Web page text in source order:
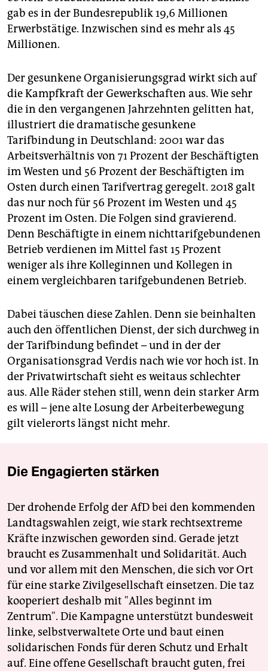
gab es in der Bundesrepublik 19,6 Millionen
Erwerbstätige. Inzwischen sind es mehr als 45
Millionen.
Der gesunkene Organisierungsgrad wirkt sich auf
die Kampfkraft der Gewerkschaften aus. Wie sehr
die in den vergangenen Jahrzehnten gelitten hat,
illustriert die dramatische gesunkene
Tarifbindung in Deutschland: 2001 war das
Arbeitsverhältnis von 71 Prozent der Beschäftigten
im Westen und 56 Prozent der Beschäftigten im
Osten durch einen Tarifvertrag geregelt. 2018 galt
das nur noch für 56 Prozent im Westen und 45
Prozent im Osten. Die Folgen sind gravierend.
Denn Beschäftigte in einem nichttarifgebundenen
Betrieb verdienen im Mittel fast 15 Prozent
weniger als ihre Kolleginnen und Kollegen in
einem vergleichbaren tarifgebundenen Betrieb.
Dabei täuschen diese Zahlen. Denn sie beinhalten
auch den öffentlichen Dienst, der sich durchweg in
der Tarifbindung befindet – und in der der
Organisationsgrad Verdis nach wie vor hoch ist. In
der Privatwirtschaft sieht es weitaus schlechter
aus. Alle Räder stehen still, wenn dein starker Arm
es will – jene alte Losung der Arbeiterbewegung
gilt vielerorts längst nicht mehr.
Die Engagierten stärken
Der drohende Erfolg der AfD bei den kommenden
Landtagswahlen zeigt, wie stark rechtsextreme
Kräfte inzwischen geworden sind. Gerade jetzt
braucht es Zusammenhalt und Solidarität. Auch
und vor allem mit den Menschen, die sich vor Ort
für eine starke Zivilgesellschaft einsetzen. Die taz
kooperiert deshalb mit "Alles beginnt im
Zentrum". Die Kampagne unterstützt bundesweit
linke, selbstverwaltete Orte und baut einen
solidarischen Fonds für deren Schutz und Erhalt
auf. Eine offene Gesellschaft braucht guten, frei